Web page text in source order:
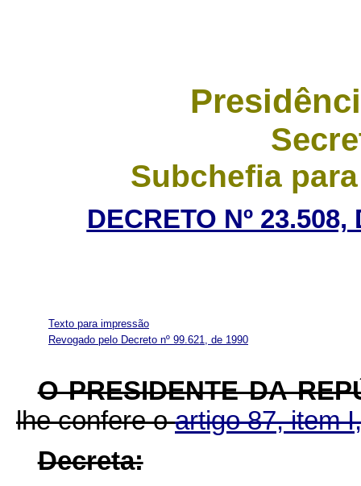
Subchefia
DECRETO Nº
Texto para impressão
Revogado pelo Decreto nº 99.621, de 1990
O PRESIDENTE DA
lhe confere oartigo 87, item
Decreta: